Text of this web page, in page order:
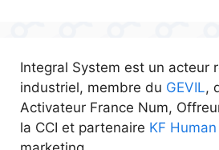
Integral System est un acteur
industriel, membre du GEVIL,
Activateur France Num,
la CCI et partenaire KF